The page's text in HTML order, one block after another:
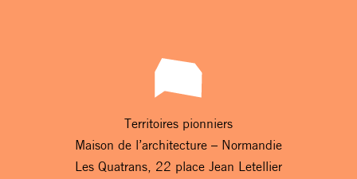
Territoires pionniers
Maison de l’architecture – Normandie
Les Quatrans, 22 place Jean Letellier